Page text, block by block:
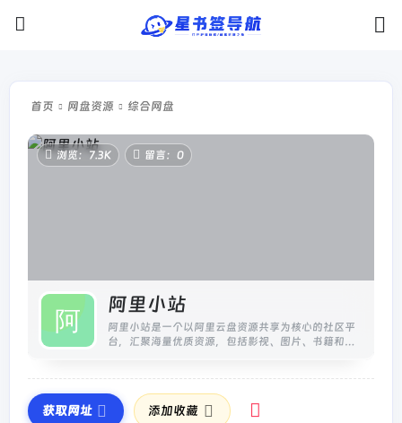
首页 网盘资源 综合网盘
浏览：7.3K 留言：0
阿里小站
阿里小站是一个以阿里云盘资源共享为核心的社区平
台，汇聚海量优质资源，包括影视、图片、书籍和软
获取网址 添加收藏